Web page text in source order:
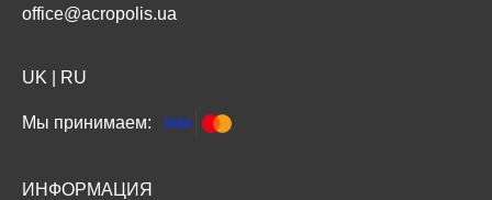
office@acropolis.ua
UK RU
Мы принимаем:
ИНФОРМАЦИЯ